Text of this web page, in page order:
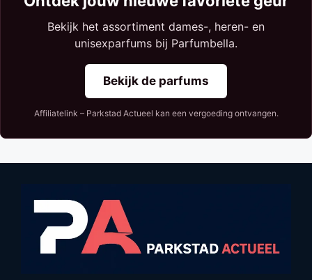
Bekijk het assortiment dames-, heren- en
unisexparfums bij Parfumbella.
Bekijk de parfums
Affiliatelink – Parkstad Actueel kan een vergoeding ontvangen.